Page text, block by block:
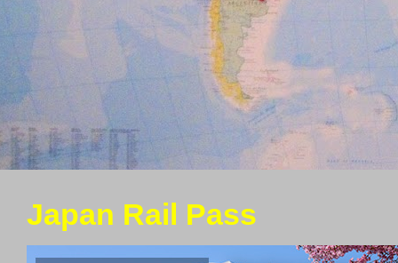
Japan Rail Pass